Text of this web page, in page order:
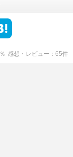
％ 感想・レビュー 65件